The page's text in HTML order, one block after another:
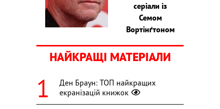
серіали із
Семом
Вортінґтоном
НАЙКРАЩІ МАТЕРІАЛИ
Ден Браун: ТОП найкращих
екранізацій книжок